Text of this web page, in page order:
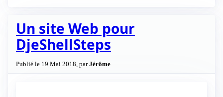
Un site Web pour
DjeShellSteps
Publié le 19 Mai 2018, parJérôme